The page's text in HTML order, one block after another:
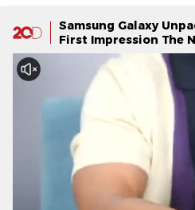
Samsung Galaxy
First Impression The
Galaxy Watch Series